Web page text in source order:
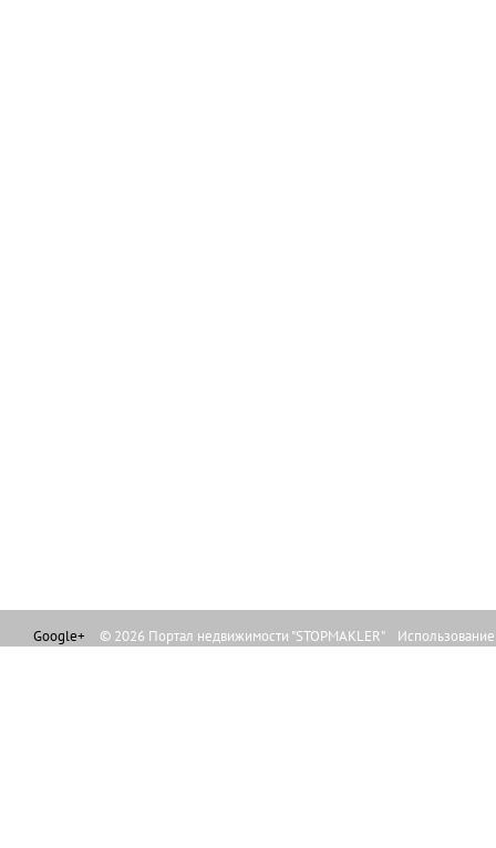
Google+ © 2026 Портал недвижимости "STOPMAKLER"